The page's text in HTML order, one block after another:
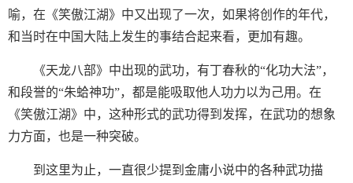
喻，在《笑傲江湖》中又出现了一次，如果将创作的年代，
和当时在中国大陆上发生的事结合起来看，更加有趣。
《天龙八部》中出现的武功，有丁春秋的“化功大法”，
和段誉的“朱蛤神功”，都是能吸取他人功力以为己用。在
《笑傲江湖》中，这种形式的武功得到发挥，在武功的想象
力方面，也是一种突破。
到这里为止，一直很少提到金庸小说中的各种武功描